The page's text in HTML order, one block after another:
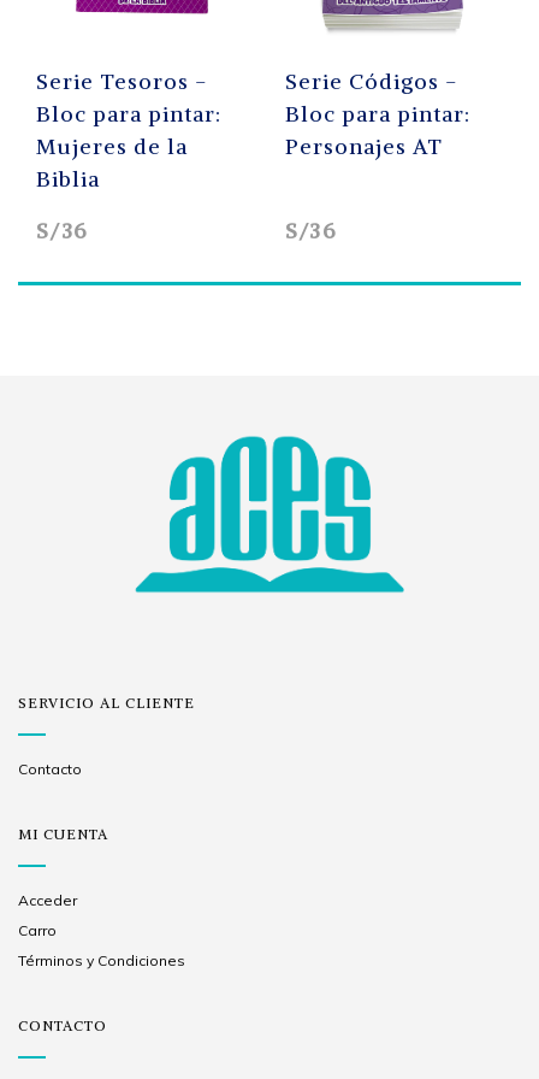
Serie Tesoros -
Bloc para pintar:
Mujeres de la
Biblia
S/36
Serie Códigos -
Bloc para pintar:
Personajes AT
S/36
SERVICIO AL CLIENTE
Contacto
MI CUENTA
Acceder
Carro
Términos y Condiciones
CONTACTO